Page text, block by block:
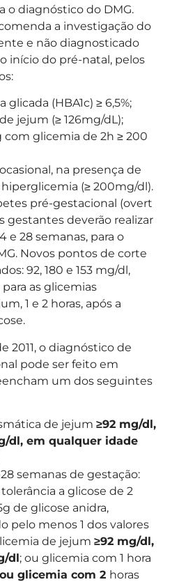
o diagnóstico do DMG.
a investigação do
e não diagnosticado
início do pré-natal, pelos
(HBA1c) ≥ 6,5%;
jejum (≥ 126mg/dL);
com glicemia de 2h ≥ 200
na presença de
(≥ 200mg/dl).
pré-gestacional (overt
gestantes deverão realizar
e 28 semanas, para o
Novos pontos de corte
92, 180 e 153 mg/dl,
as glicemias
1 e 2 horas, após a
2011, o diagnóstico de
pode ser feito em
um dos seguintes
de jejum ≥92 mg/dl,
dl, em qualquer idade
semanas de gestação:
a glicose de 2
de glicose anidra,
pelo menos 1 dos valores
de jejum ≥92 mg/dl,
dl; ou glicemia com 1 hora
glicemia com 2 horas